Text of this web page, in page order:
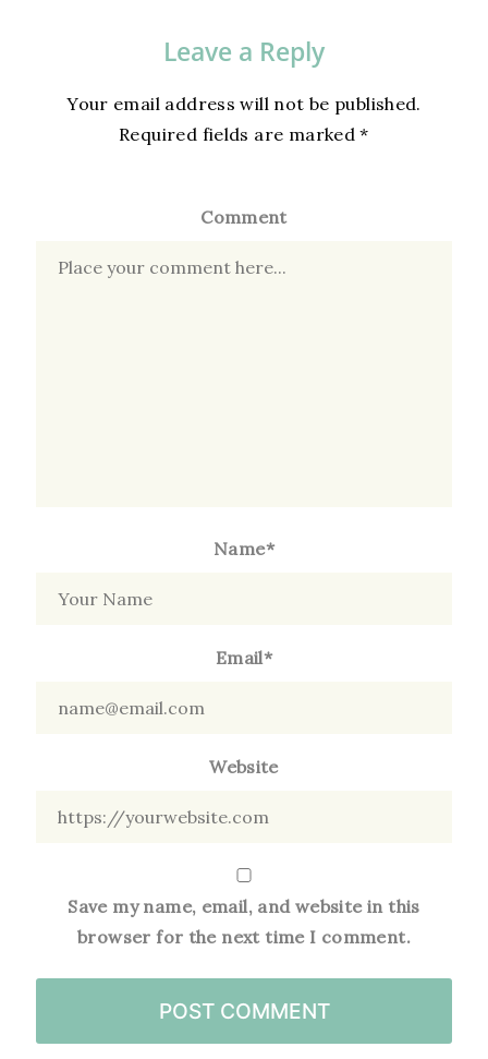
Leave a Reply
Your email address will not be published.
Required fields are marked*
Comment
Name*
Email*
Website
Save my name, email, and website in this
browser for the next time I comment.